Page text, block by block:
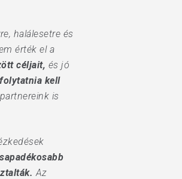
halálesetre és
érték el a
céljait, és jó
kell
is
Az